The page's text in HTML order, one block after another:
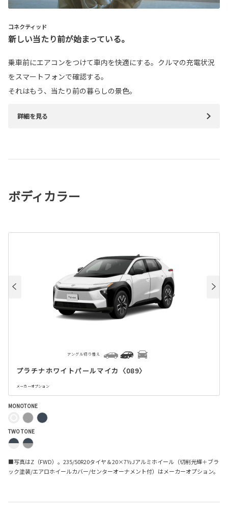
コネクティッド
新しい当たり前が始まっている。
乗車前にエアコンをつけて車内を快適にする。クルマの充電状況
をスマートフォンで確認する。
それはもう、当たり前の暮らしの景色。
詳細を見る
ボディカラー
プラチナホワイトパールマイカ〈089〉
メーカーオプション
アングル切り替え
MONOTONE
TWO TONE
■写真はZ（FWD）。235/50R20タイヤ＆20×7½Jアルミホイール（切削光輝＋ブラ
ック塗装/エアロホイールカバー/センターオーナメント付）はメーカーオプション。